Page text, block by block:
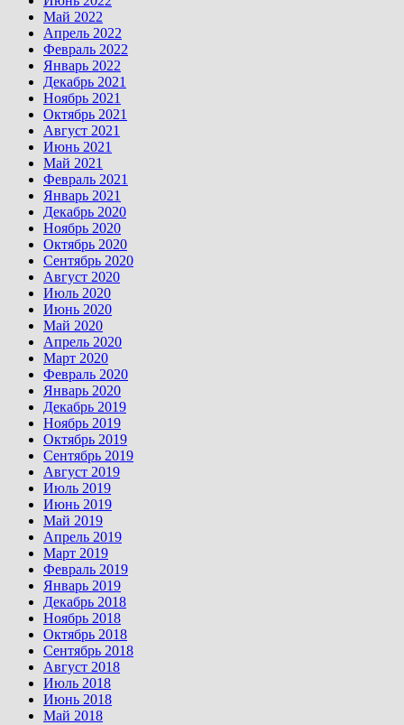
Май 2022
Апрель 2022
Февраль 2022
Январь 2022
Декабрь 2021
Ноябрь 2021
Октябрь 2021
Август 2021
Июнь 2021
Май 2021
Февраль 2021
Январь 2021
Декабрь 2020
Ноябрь 2020
Октябрь 2020
Сентябрь 2020
Август 2020
Июль 2020
Июнь 2020
Май 2020
Апрель 2020
Март 2020
Февраль 2020
Январь 2020
Декабрь 2019
Ноябрь 2019
Октябрь 2019
Сентябрь 2019
Август 2019
Июль 2019
Июнь 2019
Май 2019
Апрель 2019
Март 2019
Февраль 2019
Январь 2019
Декабрь 2018
Ноябрь 2018
Октябрь 2018
Сентябрь 2018
Август 2018
Июль 2018
Июнь 2018
Май 2018